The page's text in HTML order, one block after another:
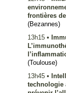
frontières
(Bezannes)
13h15 •
(Toulouse)
13h45 •
technologie